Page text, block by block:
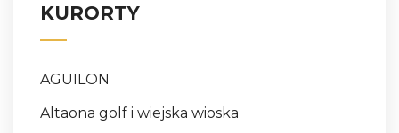
KURORTY
AGUILON
Altaona golf i wiejska wioska